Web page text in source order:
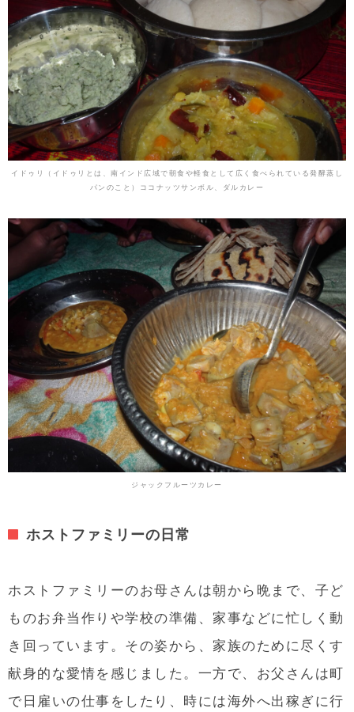
イドゥリ（イドゥリとは、南インド広域で朝食や軽食として広く食べられている発酵蒸し
パンのこと）ココナッツサンボル、ダルカレー
ジャックフルーツカレー
ホストファミリーの日常
ホストファミリーのお母さんは朝から晩まで、子ど
ものお弁当作りや学校の準備、家事などに忙しく動
き回っています。その姿から、家族のために尽くす
献身的な愛情を感じました。一方で、お父さんは町
で日雇いの仕事をしたり、時には海外へ出稼ぎに行